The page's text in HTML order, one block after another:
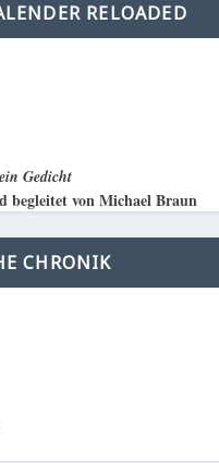
RELOADED
Gedicht
begleitet von Michael Braun
CHRONIK